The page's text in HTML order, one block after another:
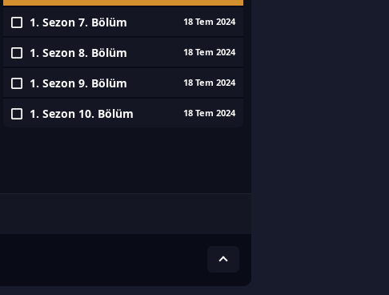
1. Sezon 7. Bölüm 18 Tem 2024
1. Sezon 8. Bölüm 18 Tem 2024
1. Sezon 9. Bölüm 18 Tem 2024
1. Sezon 10. Bölüm 18 Tem 2024